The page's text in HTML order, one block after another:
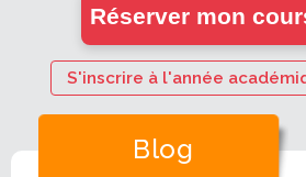
Réserver mon
S'inscrire à l'année
Blog